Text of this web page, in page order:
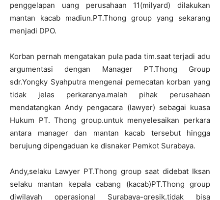
penggelapan uang perusahaan 11(milyard) dilakukan
mantan kacab madiun.PT.Thong group yang sekarang
menjadi DPO.
Korban pernah mengatakan pula pada tim.saat terjadi adu
argumentasi dengan Manager PT.Thong Group
sdr.Yongky Syahputra mengenai pemecatan korban yang
tidak jelas perkaranya.malah pihak perusahaan
mendatangkan Andy pengacara (lawyer) sebagai kuasa
Hukum PT. Thong group.untuk menyelesaikan perkara
antara manager dan mantan kacab tersebut hingga
berujung dipengaduan ke disnaker Pemkot Surabaya.
Andy,selaku Lawyer PT.Thong group saat didebat Iksan
selaku mantan kepala cabang (kacab)PT.Thong group
diwilayah operasional Surabaya-gresik.tidak bisa